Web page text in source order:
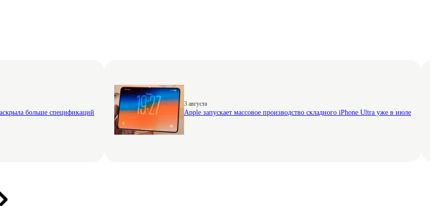
больше спецификаций
3 августа
Apple запускает массовое производство складного iPhone Ultra уже в июле